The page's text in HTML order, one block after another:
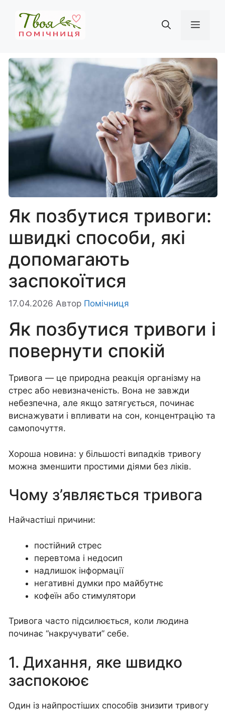
вмісту
Як позбутися тривоги:
швидкі способи, які
допомагають
заспокоїтися
17.04.2026 Автор Помічниця
Як позбутися тривоги і
повернути спокій
Тривога — це природна реакція організму на
стрес або невизначеність. Вона не завжди
небезпечна, але якщо затягується, починає
виснажувати і впливати на сон, концентрацію та
самопочуття.
Хороша новина: у більшості випадків тривогу
можна зменшити простими діями без ліків.
Чому з’являється тривога
Найчастіші причини:
постійний стрес
перевтома і недосип
надлишок інформації
негативні думки про майбутнє
кофеїн або стимулятори
Тривога часто підсилюється, коли людина
починає “накручувати” себе.
1. Дихання, яке швидко
заспокоює
Один із найпростіших способів знизити тривогу